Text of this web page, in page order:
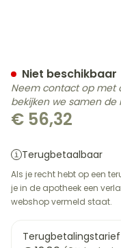
€ 56,32
Terugbetaalbaar
Als je recht hebt op een
je in de apotheek een
webshop vermeld staat.
Terugbetalingstarief
Niet beschikbaar
Neem contact op met
bekijken we samen de